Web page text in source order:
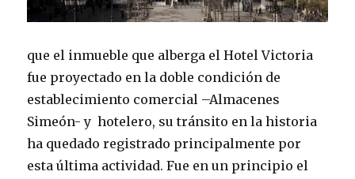
que el inmueble que alberga el Hotel Victoria
fue proyectado en la doble condición de
establecimiento comercial –Almacenes
Simeón- y hotelero, su tránsito en la historia
ha quedado registrado principalmente por
esta última actividad. Fue en un principio el